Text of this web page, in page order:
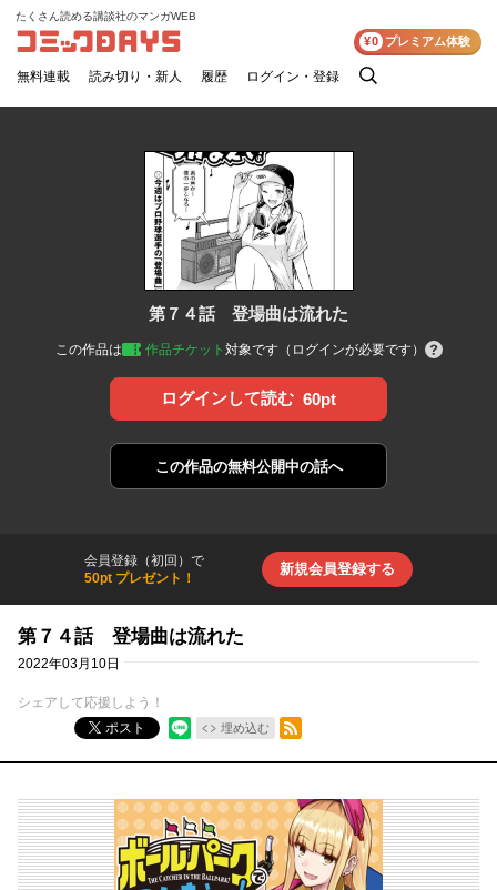
コミックDAYS
たくさん読める講談社のマンガWEB
無料連載 読み切り・新人 履歴 ログイン・登録
検
¥0 プレミアム体験
第７４話 登場曲は流れた
この作品は 作品チケット 対象です（ログインが必要です）
ログインして読む 60pt
この作品の無料公開中の話へ
会員登録（初回）で
50pt プレゼント！
新規会員登録する
第７４話 登場曲は流れた
2022年03月10日
シェアして応援しよう！
ポスト
埋め込む
RSSフィード